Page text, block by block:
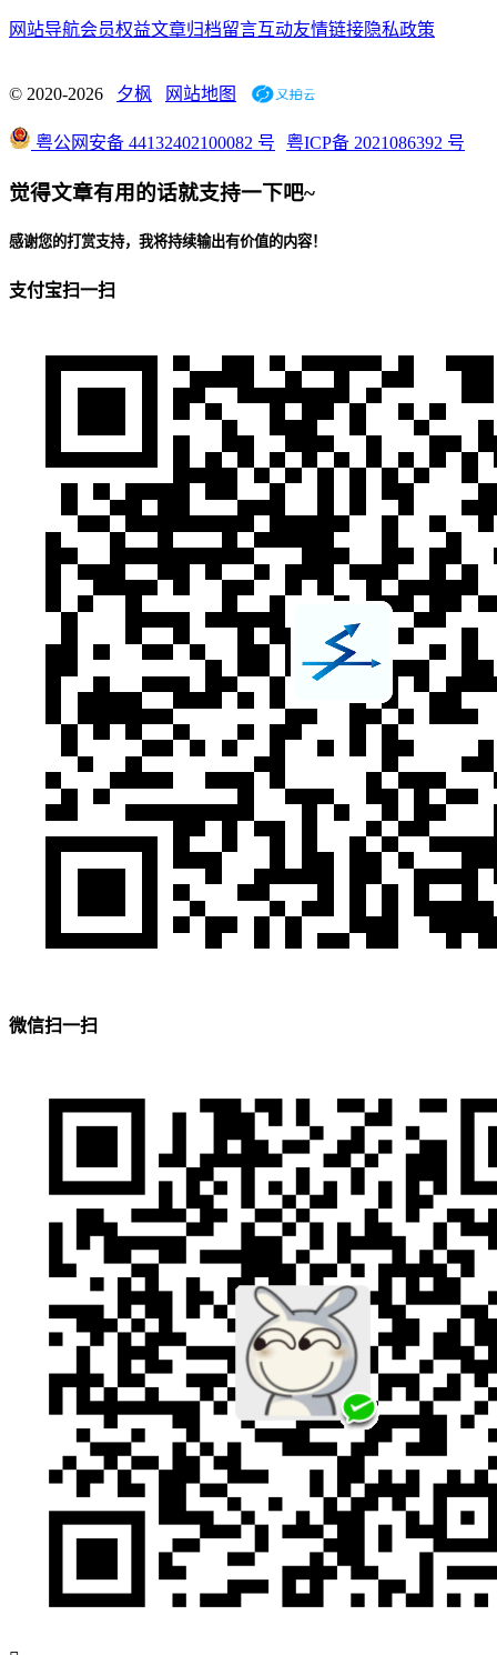
网站导航会员权益文章归档留言互动友情链接隐私政策
© 2020-2026 夕枫 网站地图
粤公网安备 44132402100082 号 粤ICP备 2021086392 号
觉得文章有用的话就支持一下吧~
感谢您的打赏支持，我将持续输出有价值的内容！
支付宝扫一扫
微信扫一扫